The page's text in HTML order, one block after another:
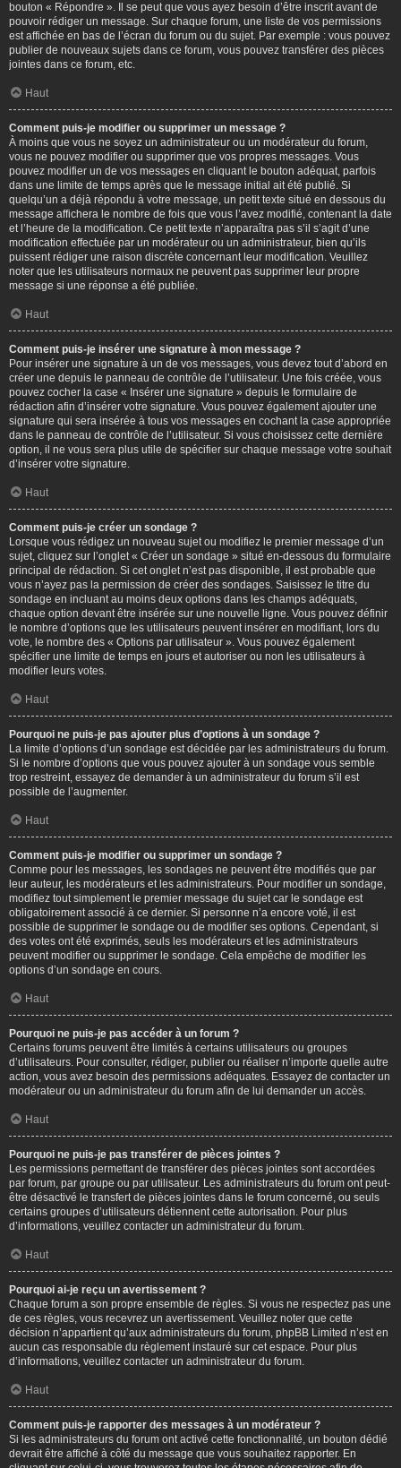
bouton « Répondre ». Il se peut que vous ayez besoin d’être inscrit avant de
pouvoir rédiger un message. Sur chaque forum, une liste de vos permissions
est affichée en bas de l’écran du forum ou du sujet. Par exemple : vous pouvez
publier de nouveaux sujets dans ce forum, vous pouvez transférer des pièces
jointes dans ce forum, etc.
Haut
Comment puis-je modifier ou supprimer un message ?
À moins que vous ne soyez un administrateur ou un modérateur du forum,
vous ne pouvez modifier ou supprimer que vos propres messages. Vous
pouvez modifier un de vos messages en cliquant le bouton adéquat, parfois
dans une limite de temps après que le message initial ait été publié. Si
quelqu’un a déjà répondu à votre message, un petit texte situé en dessous du
message affichera le nombre de fois que vous l’avez modifié, contenant la date
et l’heure de la modification. Ce petit texte n’apparaîtra pas s’il s’agit d’une
modification effectuée par un modérateur ou un administrateur, bien qu’ils
puissent rédiger une raison discrète concernant leur modification. Veuillez
noter que les utilisateurs normaux ne peuvent pas supprimer leur propre
message si une réponse a été publiée.
Haut
Comment puis-je insérer une signature à mon message ?
Pour insérer une signature à un de vos messages, vous devez tout d’abord en
créer une depuis le panneau de contrôle de l’utilisateur. Une fois créée, vous
pouvez cocher la case « Insérer une signature » depuis le formulaire de
rédaction afin d’insérer votre signature. Vous pouvez également ajouter une
signature qui sera insérée à tous vos messages en cochant la case appropriée
dans le panneau de contrôle de l’utilisateur. Si vous choisissez cette dernière
option, il ne vous sera plus utile de spécifier sur chaque message votre souhait
d’insérer votre signature.
Haut
Comment puis-je créer un sondage ?
Lorsque vous rédigez un nouveau sujet ou modifiez le premier message d’un
sujet, cliquez sur l’onglet « Créer un sondage » situé en-dessous du formulaire
principal de rédaction. Si cet onglet n’est pas disponible, il est probable que
vous n’ayez pas la permission de créer des sondages. Saisissez le titre du
sondage en incluant au moins deux options dans les champs adéquats,
chaque option devant être insérée sur une nouvelle ligne. Vous pouvez définir
le nombre d’options que les utilisateurs peuvent insérer en modifiant, lors du
vote, le nombre des « Options par utilisateur ». Vous pouvez également
spécifier une limite de temps en jours et autoriser ou non les utilisateurs à
modifier leurs votes.
Haut
Pourquoi ne puis-je pas ajouter plus d’options à un sondage ?
La limite d’options d’un sondage est décidée par les administrateurs du forum.
Si le nombre d’options que vous pouvez ajouter à un sondage vous semble
trop restreint, essayez de demander à un administrateur du forum s’il est
possible de l’augmenter.
Haut
Comment puis-je modifier ou supprimer un sondage ?
Comme pour les messages, les sondages ne peuvent être modifiés que par
leur auteur, les modérateurs et les administrateurs. Pour modifier un sondage,
modifiez tout simplement le premier message du sujet car le sondage est
obligatoirement associé à ce dernier. Si personne n’a encore voté, il est
possible de supprimer le sondage ou de modifier ses options. Cependant, si
des votes ont été exprimés, seuls les modérateurs et les administrateurs
peuvent modifier ou supprimer le sondage. Cela empêche de modifier les
options d’un sondage en cours.
Haut
Pourquoi ne puis-je pas accéder à un forum ?
Certains forums peuvent être limités à certains utilisateurs ou groupes
d’utilisateurs. Pour consulter, rédiger, publier ou réaliser n’importe quelle autre
action, vous avez besoin des permissions adéquates. Essayez de contacter un
modérateur ou un administrateur du forum afin de lui demander un accès.
Haut
Pourquoi ne puis-je pas transférer de pièces jointes ?
Les permissions permettant de transférer des pièces jointes sont accordées
par forum, par groupe ou par utilisateur. Les administrateurs du forum ont peut-
être désactivé le transfert de pièces jointes dans le forum concerné, ou seuls
certains groupes d’utilisateurs détiennent cette autorisation. Pour plus
d’informations, veuillez contacter un administrateur du forum.
Haut
Pourquoi ai-je reçu un avertissement ?
Chaque forum a son propre ensemble de règles. Si vous ne respectez pas une
de ces règles, vous recevrez un avertissement. Veuillez noter que cette
décision n’appartient qu’aux administrateurs du forum, phpBB Limited n’est en
aucun cas responsable du règlement instauré sur cet espace. Pour plus
d’informations, veuillez contacter un administrateur du forum.
Haut
Comment puis-je rapporter des messages à un modérateur ?
Si les administrateurs du forum ont activé cette fonctionnalité, un bouton dédié
devrait être affiché à côté du message que vous souhaitez rapporter. En